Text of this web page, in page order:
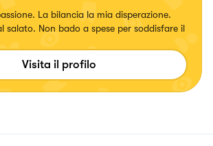
salato. Non bado a spese per soddisfare il
Visita il profilo